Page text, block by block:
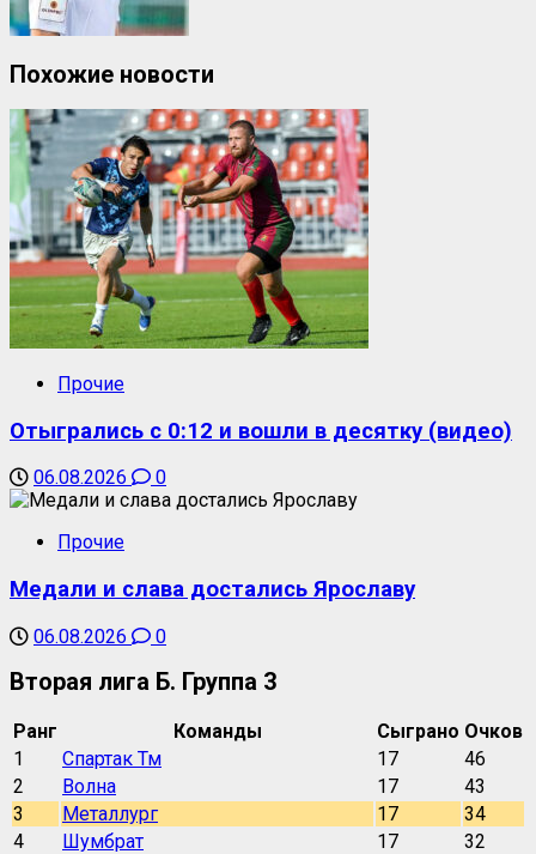
Похожие новости
Прочие
Отыгрались с 0:12 и вошли в десятку (видео)
06.08.2026 0
Прочие
Медали и слава достались Ярославу
06.08.2026 0
Вторая лига Б. Группа 3
Ранг Команды Сыграно Очков
1
Спартак Тм 17
46
2
Волна 17
43
3
Металлург 17
34
4
Шумбрат 17
32